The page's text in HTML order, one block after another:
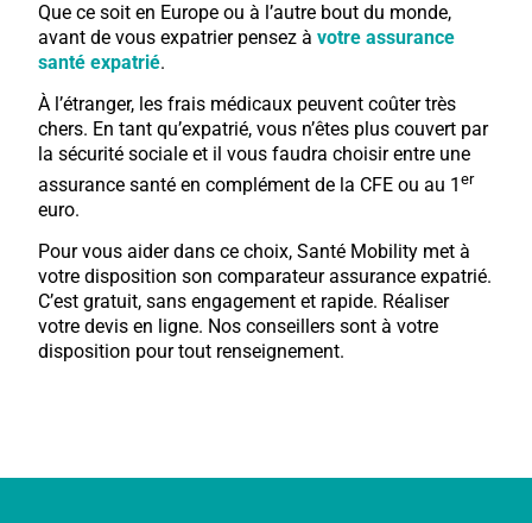
Que ce soit en Europe ou à l’autre bout du monde,
avant de vous expatrier pensez àvotre assurance
santé expatrié.
À l’étranger, les frais médicaux peuvent coûter très
chers. En tant qu’expatrié, vous n’êtes plus couvert par
la sécurité sociale et il vous faudra choisir entre une
assurance santé en complément de la CFE ou au 1er
euro.
Pour vous aider dans ce choix, Santé Mobility met à
votre disposition son comparateur assurance expatrié.
C’est gratuit, sans engagement et rapide. Réaliser
votre devis en ligne. Nos conseillers sont à votre
disposition pour tout renseignement.